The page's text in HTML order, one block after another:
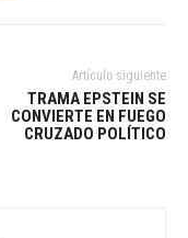
Artículo siguiente
TRAMA EPSTEIN SE
CONVIERTE EN FUEGO
CRUZADO POLÍTICO